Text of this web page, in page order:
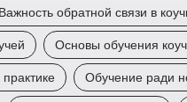
Важность обратной связи в
Основы обучения
Обучение ради